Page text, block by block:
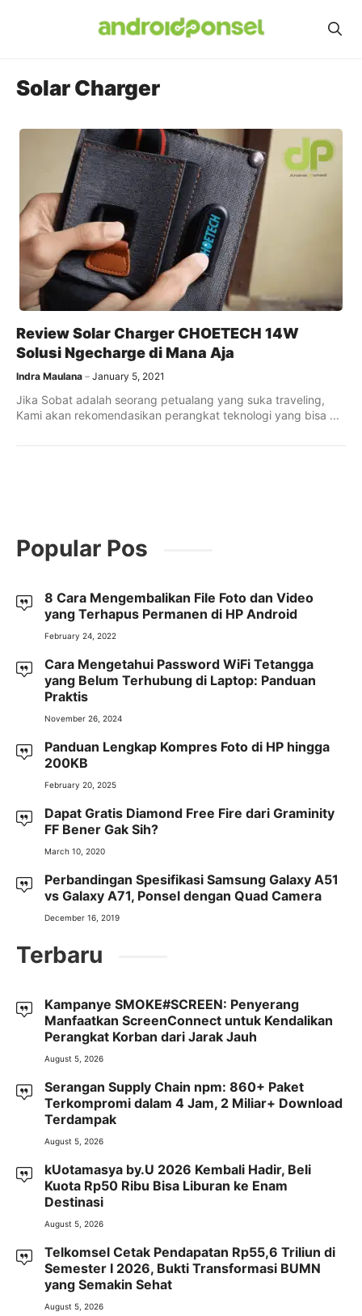
Solar Charger
Review Solar Charger CHOETECH 14W
Solusi Ngecharge di Mana Aja
Indra Maulana January 5, 2021
Jika Sobat adalah seorang petualang yang suka traveling,
Kami akan rekomendasikan perangkat teknologi yang bisa ...
Popular Pos
8 Cara Mengembalikan File Foto dan Video
yang Terhapus Permanen di HP Android
February 24, 2022
Cara Mengetahui Password WiFi Tetangga
yang Belum Terhubung di Laptop: Panduan
Praktis
November 26, 2024
Panduan Lengkap Kompres Foto di HP hingga
200KB
February 20, 2025
Dapat Gratis Diamond Free Fire dari Graminity
FF Bener Gak Sih?
March 10, 2020
Perbandingan Spesifikasi Samsung Galaxy A51
vs Galaxy A71, Ponsel dengan Quad Camera
December 16, 2019
Terbaru
Kampanye SMOKE#SCREEN: Penyerang
Manfaatkan ScreenConnect untuk Kendalikan
Perangkat Korban dari Jarak Jauh
August 5, 2026
Serangan Supply Chain npm: 860+ Paket
Terkompromi dalam 4 Jam, 2 Miliar+ Download
Terdampak
August 5, 2026
kUotamasya by.U 2026 Kembali Hadir, Beli
Kuota Rp50 Ribu Bisa Liburan ke Enam
Destinasi
August 5, 2026
Telkomsel Cetak Pendapatan Rp55,6 Triliun di
Semester I 2026, Bukti Transformasi BUMN
yang Semakin Sehat
August 5, 2026